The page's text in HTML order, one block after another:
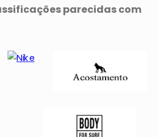
parecidas com